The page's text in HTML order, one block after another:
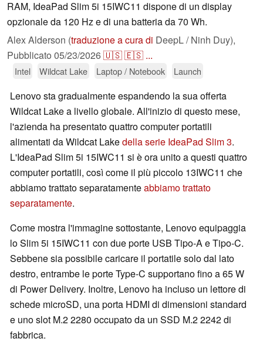
RAM, IdeaPad Slim 5i 15IWC11 dispone di un display
opzionale da 120 Hz e di una batteria da 70 Wh.
Alex Alderson (traduzione a cura di DeepL / Ninh Duy),
Pubblicato 05/23/2026🇺🇸🇪🇸 ...
Intel Wildcat Lake Laptop / Notebook Launch
Lenovo sta gradualmente espandendo la sua offerta
Wildcat Lake a livello globale. All'inizio di questo mese,
l'azienda ha presentato quattro computer portatili
alimentati da Wildcat Lakedella serie IdeaPad Slim 3.
L'IdeaPad Slim 5i 15IWC11 si è ora unito a questi quattro
computer portatili, così come il più piccolo 13IWC11 che
abbiamo trattato separatamenteabbiamo trattato
separatamente.
Come mostra l'immagine sottostante, Lenovo equipaggia
lo Slim 5i 15IWC11 con due porte USB Tipo-A e Tipo-C.
Sebbene sia possibile caricare il portatile solo dal lato
destro, entrambe le porte Type-C supportano fino a 65 W
di Power Delivery. Inoltre, Lenovo ha incluso un lettore di
schede microSD, una porta HDMI di dimensioni standard
e uno slot M.2 2280 occupato da un SSD M.2 2242 di
fabbrica.